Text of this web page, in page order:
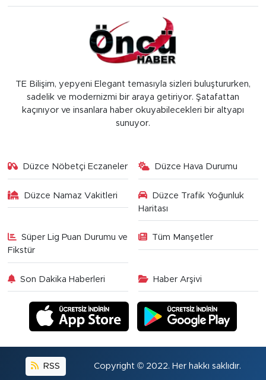
TE Bilişim, yepyeni Elegant temasıyla sizleri buluştururken,
sadelik ve modernizmi bir araya getiriyor. Şatafattan
kaçınıyor ve insanlara haber okuyabilecekleri bir altyapı
sunuyor.
Düzce Nöbetçi Eczaneler Düzce Hava Durumu
Düzce Namaz Vakitleri
Düzce Trafik Yoğunluk
Haritası
Süper Lig Puan Durumu ve
Fikstür
Tüm Manşetler
Son Dakika Haberleri Haber Arşivi
RSS Copyright © 2022. Her hakkı saklıdır.